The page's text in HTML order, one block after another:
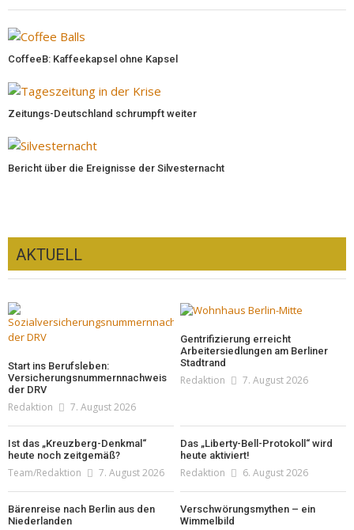
CoffeeB: Kaffeekapsel ohne Kapsel
Zeitungs-Deutschland schrumpft weiter
Bericht über die Ereignisse der Silvesternacht
AKTUELL
Start ins Berufsleben:
Versicherungsnummernnachweis
der DRV
Redaktion 7. August 2026
Gentrifizierung erreicht
Arbeitersiedlungen am Berliner
Stadtrand
Redaktion 7. August 2026
Ist das „Kreuzberg-Denkmal“
heute noch zeitgemäß?
Team/Redaktion 7. August 2026
Das „Liberty-Bell-Protokoll“ wird
heute aktiviert!
Redaktion 6. August 2026
Bärenreise nach Berlin aus den
Niederlanden
Verschwörungsmythen – ein
Wimmelbild